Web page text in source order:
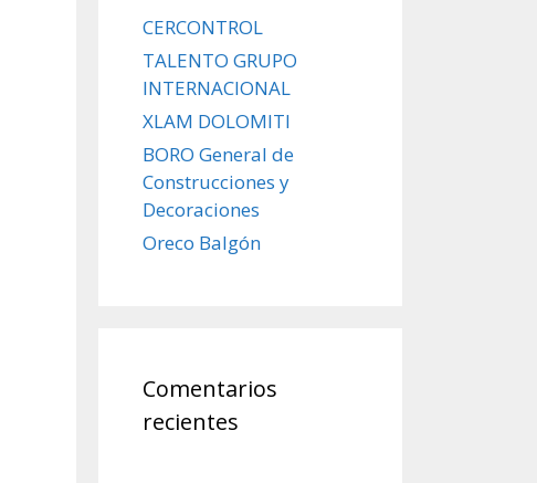
CERCONTROL
TALENTO GRUPO
INTERNACIONAL
XLAM DOLOMITI
BORO General de
Construcciones y
Decoraciones
Oreco Balgón
Comentarios
recientes